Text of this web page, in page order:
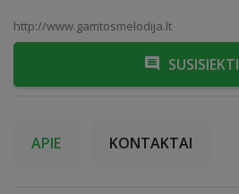
http://www.gamtosmelodija.lt
SUSISIEKTI
APIE KONTAKTAI